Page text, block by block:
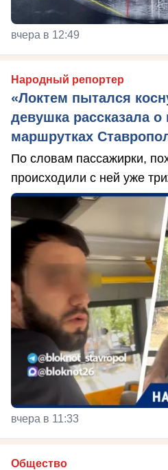
вчера в 12:49
Народный репортер
«Локтем пытался
девушка рассказала о
маршрутках
По словам пассажирки,
происходили с ней уже
вчера в 11:33
Общество